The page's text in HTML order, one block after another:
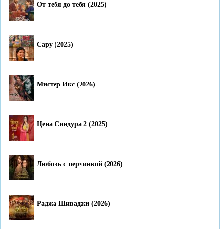
От тебя до тебя (2025)
Сару (2025)
Мистер Икс (2026)
Цена Синдура 2 (2025)
Любовь с перчинкой (2026)
Раджа Шиваджи (2026)